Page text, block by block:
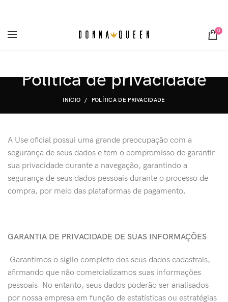
0
Política de privacidade
INÍCIO POLÍTICA DE PRIVACIDADE
A Use oficial possui uma grande preocupação com a
segurança de seus dados e tem o compromisso de garantir
sua privacidade durante a navegação, garantindo a
segurança de seus dados pessoais durante o processo de
compra, por meio das plataformas de pagamento.
GARANTIA DE PRIVACIDADE DE SUAS INFORMAÇÕES
​ Garantimos o sigilo completo dos seus dados cadastrais,
afirmando que não comercializamos suas informações
pessoais. No entanto, seus dados poderão ser analisados
por nossa empresa em função de estatísticas ou estratégias